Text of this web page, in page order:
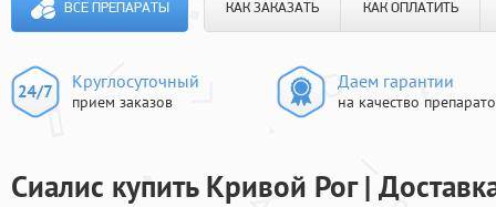
ВСЕ ПРЕПАРАТЫ КАК ЗАКАЗАТЬ КАК ОПЛАТИТЬ
Круглосуточный
прием заказов
Даем гарантии
на качество
Сиалис купить Кривой Рог |